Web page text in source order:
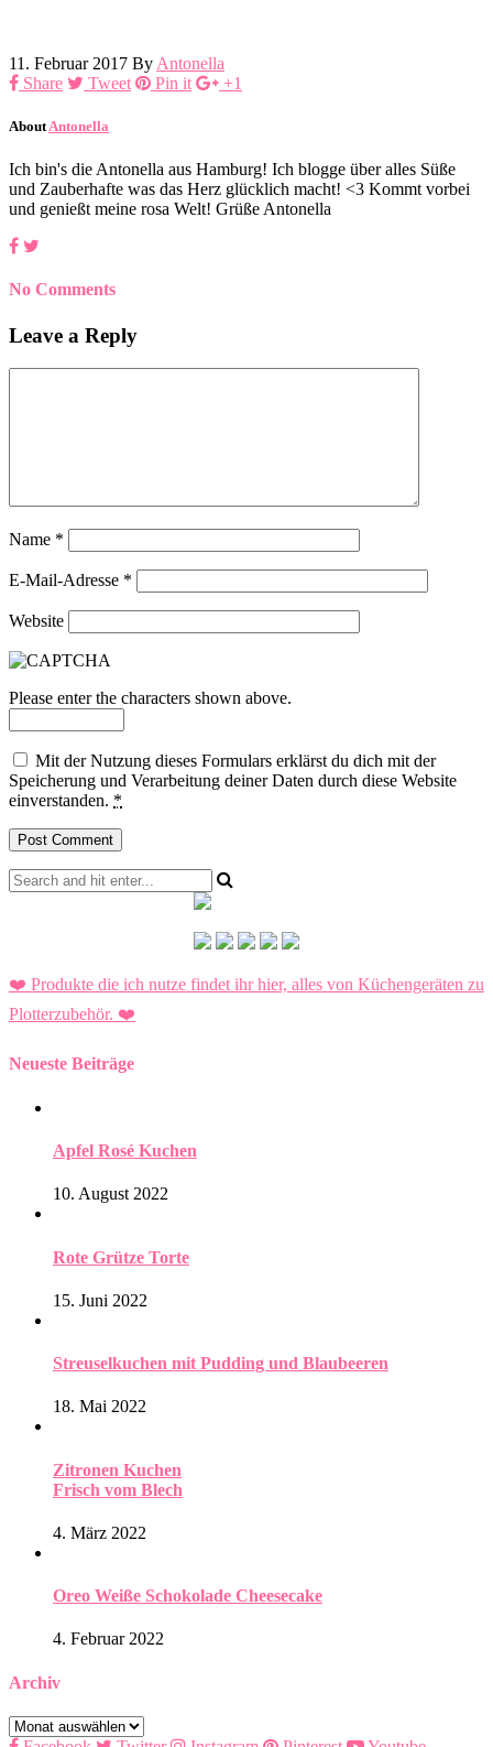
11. Februar 2017 By Antonella
Share
Tweet Pin it +1
About Antonella
Ich bin's die Antonella aus Hamburg! Ich blogge über alles Süße
und Zauberhafte was das Herz glücklich macht! <3 Kommt vorbei
und genießt meine rosa Welt! Grüße Antonella
No Comments
Leave a Reply
Name *
E-Mail-Adresse *
Website
Please enter the characters shown above.
Mit der Nutzung dieses Formulars erklärst du dich mit der
Speicherung und Verarbeitung deiner Daten durch diese Website
einverstanden. *
❤️ Produkte die ich nutze findet ihr hier, alles von Küchengeräten zu
Plotterzubehör. ❤️
Neueste Beiträge
Apfel Rosé Kuchen
10. August 2022
Rote Grütze Torte
15. Juni 2022
Streuselkuchen mit Pudding und Blaubeeren
18. Mai 2022
Zitronen Kuchen
Frisch vom Blech
4. März 2022
Oreo Weiße Schokolade Cheesecake
4. Februar 2022
Archiv
Archiv